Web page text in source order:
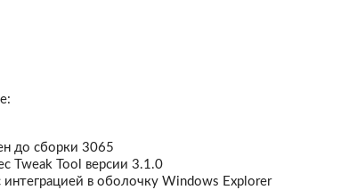
до сборки 3065
Tweak Tool версии 3.1.0
в оболочку Windows Explorer